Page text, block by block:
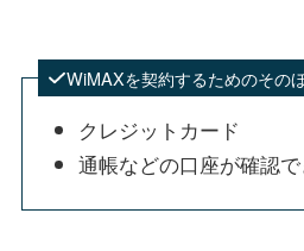
WiMAXを契約するためのその
クレジットカード
通帳などの口座が確認